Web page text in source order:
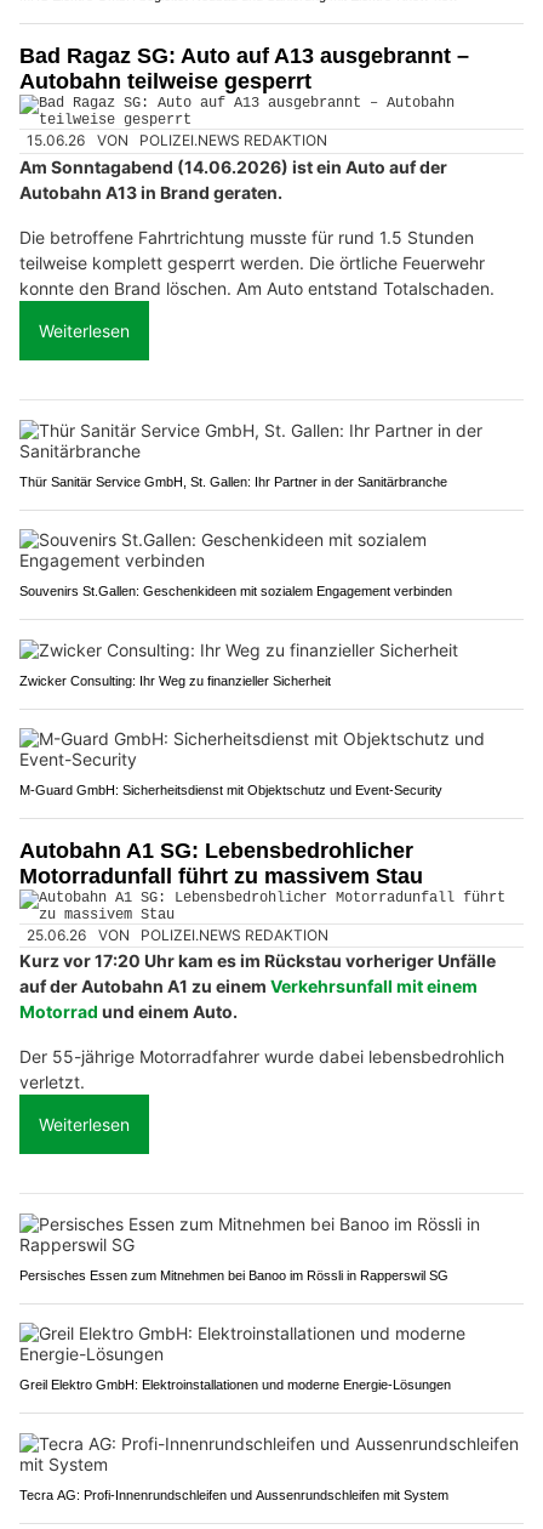
Bad Ragaz SG: Auto auf A13 ausgebrannt –
Autobahn teilweise gesperrt
15.06.26 VON POLIZEI.NEWS REDAKTION
Am Sonntagabend (14.06.2026) ist ein Auto auf der
Autobahn A13 in Brand geraten.
Die betroffene Fahrtrichtung musste für rund 1.5 Stunden
teilweise komplett gesperrt werden. Die örtliche Feuerwehr
konnte den Brand löschen. Am Auto entstand Totalschaden.
Weiterlesen
Thür Sanitär Service GmbH, St. Gallen: Ihr Partner in der Sanitärbranche
Souvenirs St.Gallen: Geschenkideen mit sozialem Engagement verbinden
Zwicker Consulting: Ihr Weg zu finanzieller Sicherheit
M-Guard GmbH: Sicherheitsdienst mit Objektschutz und Event-Security
Autobahn A1 SG: Lebensbedrohlicher
Motorradunfall führt zu massivem Stau
25.06.26 VON POLIZEI.NEWS REDAKTION
Kurz vor 17:20 Uhr kam es im Rückstau vorheriger Unfälle
auf der Autobahn A1 zu einem Verkehrsunfall mit einem
Motorrad und einem Auto.
Der 55-jährige Motorradfahrer wurde dabei lebensbedrohlich
verletzt.
Weiterlesen
Persisches Essen zum Mitnehmen bei Banoo im Rössli in Rapperswil SG
Greil Elektro GmbH: Elektroinstallationen und moderne Energie-Lösungen
Tecra AG: Profi-Innenrundschleifen und Aussenrundschleifen mit System